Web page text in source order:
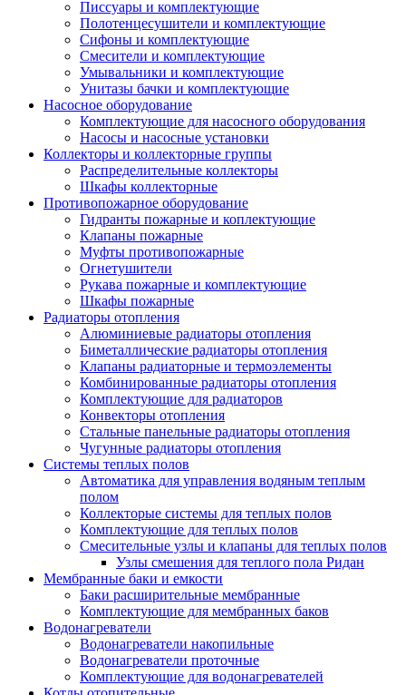
Писсуары и комплектующие
Полотенцесушители и комплектующие
Сифоны и комплектующие
Смесители и комплектующие
Умывальники и комплектующие
Унитазы бачки и комплектующие
Насосное оборудование
Комплектующие для насосного оборудования
Насосы и насосные установки
Коллекторы и коллекторные группы
Распределительные коллекторы
Шкафы коллекторные
Противопожарное оборудование
Гидранты пожарные и коплектующие
Клапаны пожарные
Муфты противопожарные
Огнетушители
Рукава пожарные и комплектующие
Шкафы пожарные
Радиаторы отопления
Алюминиевые радиаторы отопления
Биметаллические радиаторы отопления
Клапаны радиаторные и термоэлементы
Комбинированные радиаторы отопления
Комплектующие для радиаторов
Конвекторы отопления
Стальные панельные радиаторы отопления
Чугунные радиаторы отопления
Системы теплых полов
Автоматика для управления водяным теплым
полом
Коллекторые системы для теплых полов
Комплектующие для теплых полов
Смесительные узлы и клапаны для теплых полов
Узлы смешения для теплого пола Ридан
Мембранные баки и емкости
Баки расширительные мембранные
Комплектующие для мембранных баков
Водонагреватели
Водонагреватели накопильные
Водонагреватели проточные
Комплектующие для водонагревателей